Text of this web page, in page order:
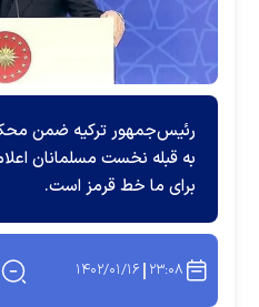
رئیس‌جمهور ترکیه ضمن
به قبله نخست مسلمانان
برای ما خط قرمز است.
۲۳:۰۸ ۱۴۰۲/۰۱/۱۶